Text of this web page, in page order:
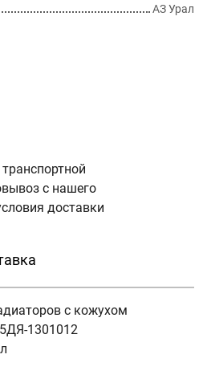
АЗ Урал
с нашего
доставки
с кожухом
1301012